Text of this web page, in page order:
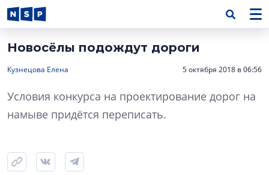
Новосёлы подождут дороги
Кузнецова Елена 5 октября 2018 в 06:56
Условия конкурса на проектирование дорог на
намыве придётся переписать.